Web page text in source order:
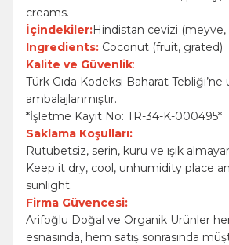
creams.
İçindekiler:Hindistan cevizi (meyve,
Ingredients: Coconut (fruit, grated)
Kalite ve Güvenlik:
Türk Gıda Kodeksi Baharat
ambalajlanmıştır.
*İşletme Kayıt No: TR-34-K-000495*
Saklama Koşulları:
Rutubetsiz, serin, kuru ve ışık
Keep it dry, cool, unhumidity place
sunlight.
Firma Güvencesi:
Arifoğlu Doğal ve Organik Ürünler
esnasında, hem satış sonrasında